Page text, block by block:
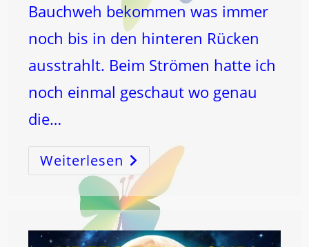
Bauchweh bekommen was immer
noch bis in den hinteren Rücken
ausstrahlt. Beim Strömen hatte ich
noch einmal geschaut wo genau
die…
Weiterlesen GEBLÄHTER
BAUCH
–
Frage
Eines
Gruppenmitgliedes!